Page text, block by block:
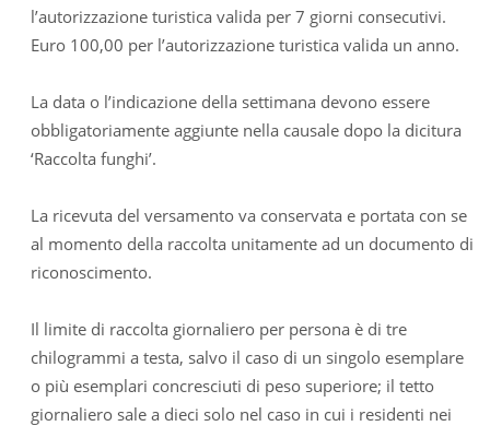
l’autorizzazione turistica valida per 7 giorni consecutivi.
Euro 100,00 per l’autorizzazione turistica valida un anno.
La data o l’indicazione della settimana devono essere
obbligatoriamente aggiunte nella causale dopo la dicitura
‘Raccolta funghi’.
La ricevuta del versamento va conservata e portata con se
al momento della raccolta unitamente ad un documento di
riconoscimento.
Il limite di raccolta giornaliero per persona è di tre
chilogrammi a testa, salvo il caso di un singolo esemplare
o più esemplari concresciuti di peso superiore; il tetto
giornaliero sale a dieci solo nel caso in cui i residenti nei